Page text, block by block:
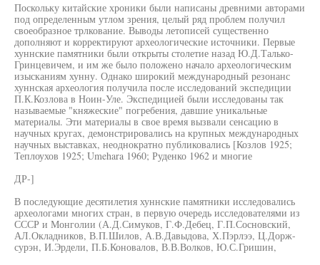
Поскольку китайские хроники были написаны древними авторами
под определенным утлом зрения, целый ряд проблем получил
своеобразное трлкование. Выводы летописей существенно
дополняют и корректируют археологические источники. Первые
хуннские памятники были открыты столетие назад Ю.Д.Талько-
Гринцевичем, и им же было положено начало археологическим
изысканиям хунну. Однако широкий международный резонанс
хуннская археология получила после исследований экспедиции
П.К.Козлова в Ноин-Уле. Экспедицией были исследованы так
называемые "княжеские" погребения, давшие уникальные
материалы. Эти материалы в свое время вызвали сенсацию в
научных кругах, демонстрировались на крупных международных
научных выставках, неоднократно публиковались [Козлов 1925;
Теплоухов 1925; Umehara 1960; Руденко 1962 и многие
ДР-]
В последующие десятилетия хуннские памятники исследовались
археологами многих стран, в первую очередь исследователями из
СССР и Монголии (А.Д.Симуков, Г.Ф.Дебец, Г.П.Сосновский,
АЛ.Окладников, В.П.Шилов, А.В.Давыдова, Х.Пэрлээ, Ц.Дорж-
сурэн, И.Эрдели, П.Б.Коновалов, В.В.Волков, Ю.С.Гришин,